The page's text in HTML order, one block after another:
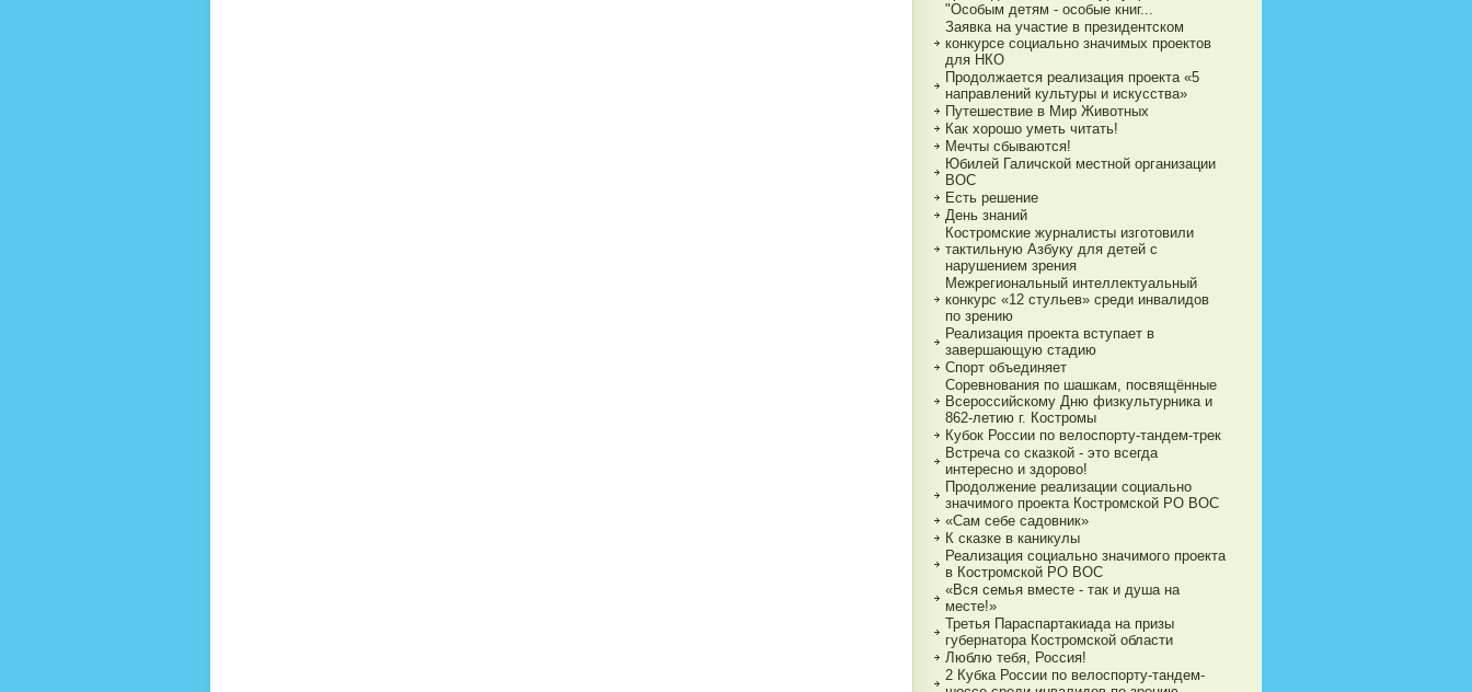
"Особым детям - особые книг...
Заявка на участие в президентском
конкурсе социально значимых проектов
для НКО
Продолжается реализация проекта «5
направлений культуры и искусства»
Путешествие в Мир Животных
Как хорошо уметь читать!
Мечты сбываются!
Юбилей Галичской местной организации
ВОС
Есть решение
День знаний
Костромские журналисты изготовили
тактильную Азбуку для детей с
нарушением зрения
Межрегиональный интеллектуальный
конкурс «12 стульев» среди инвалидов
по зрению
Реализация проекта вступает в
завершающую стадию
Спорт объединяет
Соревнования по шашкам, посвящённые
Всероссийскому Дню физкультурника и
862-летию г. Костромы
Кубок России по велоспорту-тандем-трек
Встреча со сказкой - это всегда
интересно и здорово!
Продолжение реализации социально
значимого проекта Костромской РО ВОС
«Сам себе садовник»
К сказке в каникулы
Реализация социально значимого проекта
в Костромской РО ВОС
«Вся семья вместе - так и душа на
месте!»
Третья Параспартакиада на призы
губернатора Костромской области
Люблю тебя, Россия!
2 Кубка России по велоспорту-тандем-